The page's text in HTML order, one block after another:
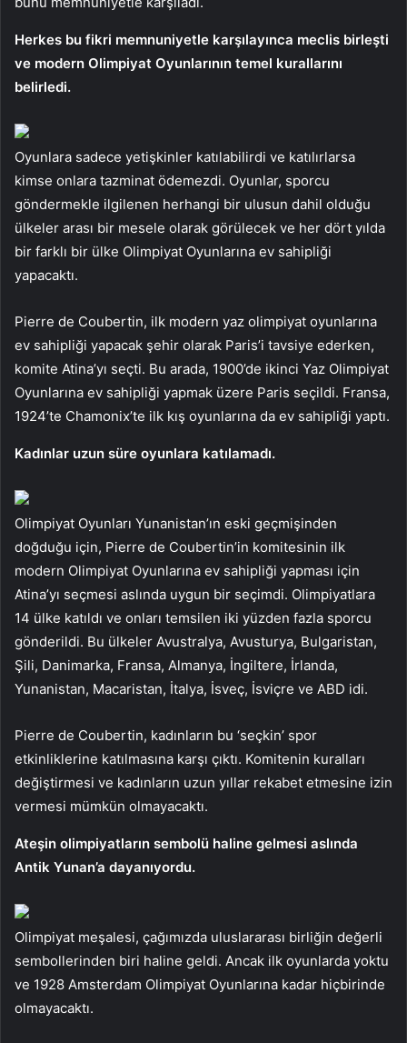
Herkes bu fikri memnuniyetle karşılayınca meclis birleşti
ve modern Olimpiyat Oyunlarının temel kurallarını
belirledi.
Oyunlara sadece yetişkinler katılabilirdi ve katılırlarsa
kimse onlara tazminat ödemezdi. Oyunlar, sporcu
göndermekle ilgilenen herhangi bir ulusun dahil olduğu
ülkeler arası bir mesele olarak görülecek ve her dört yılda
bir farklı bir ülke Olimpiyat Oyunlarına ev sahipliği
yapacaktı.
Pierre de Coubertin, ilk modern yaz olimpiyat oyunlarına
ev sahipliği yapacak şehir olarak Paris’i tavsiye ederken,
komite Atina’yı seçti. Bu arada, 1900’de ikinci Yaz Olimpiyat
Oyunlarına ev sahipliği yapmak üzere Paris seçildi. Fransa,
1924’te Chamonix’te ilk kış oyunlarına da ev sahipliği yaptı.
Kadınlar uzun süre oyunlara katılamadı.
Olimpiyat Oyunları Yunanistan’ın eski geçmişinden
doğduğu için, Pierre de Coubertin’in komitesinin ilk
modern Olimpiyat Oyunlarına ev sahipliği yapması için
Atina’yı seçmesi aslında uygun bir seçimdi. Olimpiyatlara
14 ülke katıldı ve onları temsilen iki yüzden fazla sporcu
gönderildi. Bu ülkeler Avustralya, Avusturya, Bulgaristan,
Şili, Danimarka, Fransa, Almanya, İngiltere, İrlanda,
Yunanistan, Macaristan, İtalya, İsveç, İsviçre ve ABD idi.
Pierre de Coubertin, kadınların bu ‘seçkin’ spor
etkinliklerine katılmasına karşı çıktı. Komitenin kuralları
değiştirmesi ve kadınların uzun yıllar rekabet etmesine izin
vermesi mümkün olmayacaktı.
Ateşin olimpiyatların sembolü haline gelmesi aslında
Antik Yunan’a dayanıyordu.
Olimpiyat meşalesi, çağımızda uluslararası birliğin değerli
sembollerinden biri haline geldi. Ancak ilk oyunlarda yoktu
ve 1928 Amsterdam Olimpiyat Oyunlarına kadar hiçbirinde
olmayacaktı.